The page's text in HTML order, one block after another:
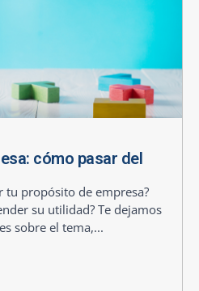
cómo pasar del
tu propósito de empresa?
su utilidad? Te dejamos
sobre el tema,...